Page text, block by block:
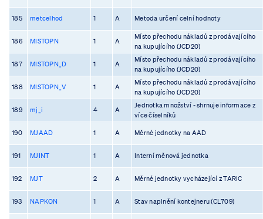
185 metcelhod 1 A Metoda určení celní hodnoty
186 MISTOPN 1 A
Místo přechodu nákladů z prodávajícího
na kupujícího (JCD20)
187 MISTOPN_D 1 A
Místo přechodu nákladů z prodávajícího
na kupujícího (JCD20)
188 MISTOPN_V 1 A
Místo přechodu nákladů z prodávajícího
na kupujícího (JCD20)
189 mj_i 4 A
Jednotka množství - shrnuje informace z
více číselníků
190 MJAAD 1 A Měrné jednotky na AAD
191 MJINT 1 A Interní měnová jednotka
192 MJT 2 A Měrné jednotky vycházející z TARIC
193 NAPKON 1 A Stav naplnění kontejneru (CL709)